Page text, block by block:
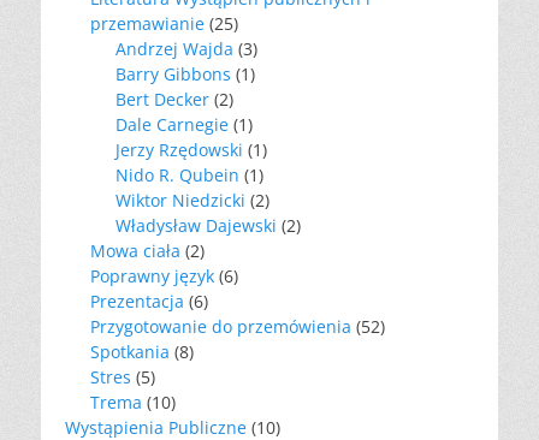
przemawianie (25)
Andrzej Wajda (3)
Barry Gibbons (1)
Bert Decker (2)
Dale Carnegie (1)
Jerzy Rzędowski (1)
Nido R. Qubein (1)
Wiktor Niedzicki (2)
Władysław Dajewski (2)
Mowa ciała (2)
Poprawny język (6)
Prezentacja (6)
Przygotowanie do przemówienia (52)
Spotkania (8)
Stres (5)
Trema (10)
Wystąpienia Publiczne (10)